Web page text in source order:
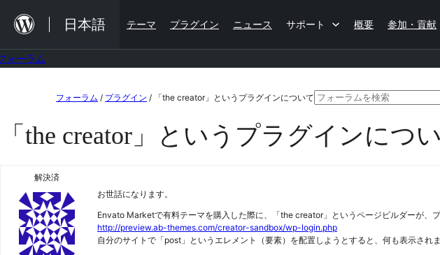
を
日本語 テーマ プラグイン ニュース サポート 概要 参加・貢献
ォーラム
フォーラム / プラグイン / 「the creator」というプラグインについて検
対
「the creator」というプラグインにつ
解決済
お世話になります。
Envato Marketで有料テーマを購入した際に、「the creator」というページビルダーが、
http://preview.ab-themes.com/creator-sandbox/wp-login.php
自分のサイトで「post」というエレメント（要素）を配置しようとすると、何も表示されま